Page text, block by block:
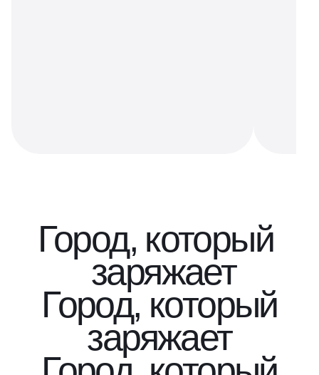
Город, который
заряжает
Город, который
заряжает